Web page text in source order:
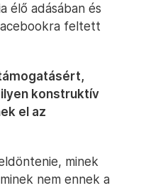
élő adásában és
feltett
konstruktív
el az
minek
nem ennek a